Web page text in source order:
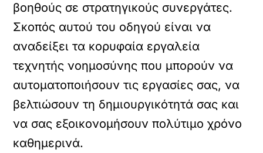
βοηθούς σε στρατηγικούς συνεργάτες.
Σκοπός αυτού του οδηγού είναι να
αναδείξει τα κορυφαία εργαλεία
τεχνητής νοημοσύνης που μπορούν να
αυτοματοποιήσουν τις εργασίες σας, να
βελτιώσουν τη δημιουργικότητά σας και
να σας εξοικονομήσουν πολύτιμο χρόνο
καθημερινά.